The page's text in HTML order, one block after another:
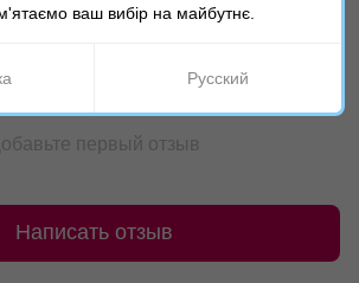
первый отзыв
Написать отзыв
ваш вибір на майбутнє.
Русский